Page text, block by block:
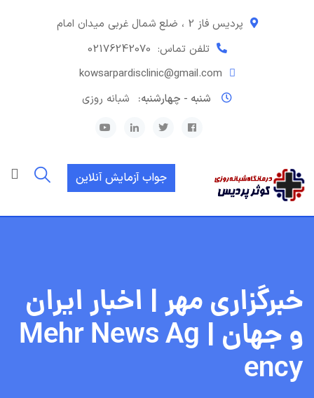
پردیس فاز 2 ، ضلع شمال غربی میدان امام
تلفن تماس: 02176242070
kowsarpardisclinic@gmail.com
شنبه - چهارشنبه:
شبانه روزی
جواب آزمایش آنلاین
خبرگزاری مهر | اخبار ایران
و جهان | Mehr News Ag
Ency